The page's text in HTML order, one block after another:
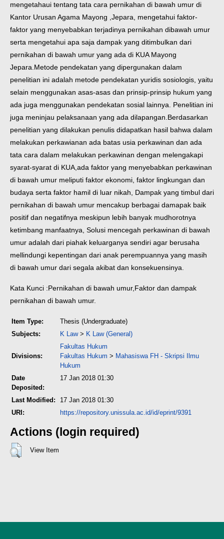
mengetahaui tentang tata cara pernikahan di bawah umur di
Kantor Urusan Agama Mayong ,Jepara, mengetahui faktor-
faktor yang menyebabkan terjadinya pernikahan dibawah umur
serta mengetahui apa saja dampak yang ditimbulkan dari
pernikahan di bawah umur yang ada di KUA Mayong
Jepara.Metode pendekatan yang dipergunakan dalam
penelitian ini adalah metode pendekatan yuridis sosiologis, yaitu
selain menggunakan asas-asas dan prinsip-prinsip hukum yang
ada juga menggunakan pendekatan sosial lainnya. Penelitian ini
juga meninjau pelaksanaan yang ada dilapangan.Berdasarkan
penelitian yang dilakukan penulis didapatkan hasil bahwa dalam
melakukan perkawianan ada batas usia perkawinan dan ada
tata cara dalam melakukan perkawinan dengan melengakapi
syarat-syarat di KUA,ada faktor yang menyebabkan perkawinan
di bawah umur meliputi faktor ekonomi, faktor lingkungan dan
budaya serta faktor hamil di luar nikah, Dampak yang timbul dari
pernikahan di bawah umur mencakup berbagai damapak baik
positif dan negatifnya meskipun lebih banyak mudhorotnya
ketimbang manfaatnya, Solusi mencegah perkawinan di bawah
umur adalah dari piahak keluarganya sendiri agar berusaha
mellindungi kepentingan dari anak perempuannya yang masih
di bawah umur dari segala akibat dan konsekuensinya.
Kata Kunci :Pernikahan di bawah umur,Faktor dan dampak
pernikahan di bawah umur.
Item Type:
Thesis (Undergraduate)
Subjects:
K Law> K Law (General)
Divisions:
Fakultas Hukum
Fakultas Hukum > Mahasiswa FH - Skripsi Ilmu
Hukum
Date
Deposited:
17 Jan 2018 01:30
Last Modified:
17 Jan 2018 01:30
URI:
https://repository.unissula.ac.id/id/eprint/9391
Actions (login required)
View Item